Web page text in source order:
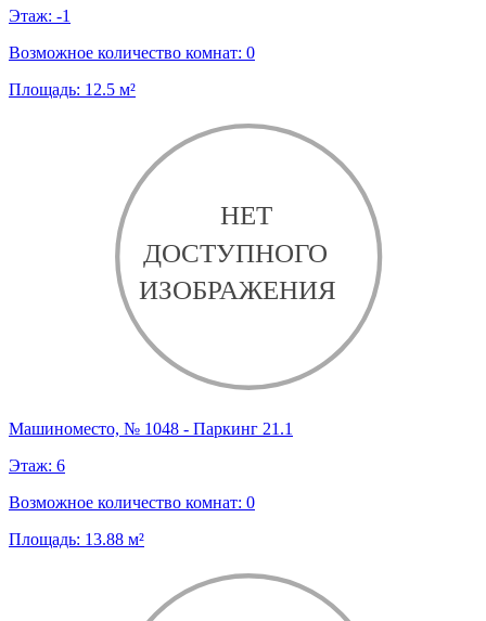
Этаж: -1
Возможное количество комнат: 0
Площадь: 12.5 м²
Машиноместо, № 1048 - Паркинг 21.1
Этаж: 6
Возможное количество комнат: 0
Площадь: 13.88 м²